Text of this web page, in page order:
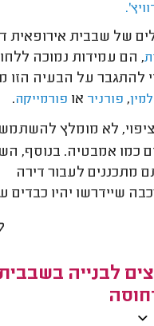
של שבבית אירופאית
, הם עמידות נמוכה
להתגבר על הבעיה הזו
, פורניר או פורמייקה.
לא מומלץ
כמו אמבטיה. בנוסף,
מתכננים לעבור דירה
שיידרשו יהיו כבדים
לבנייה